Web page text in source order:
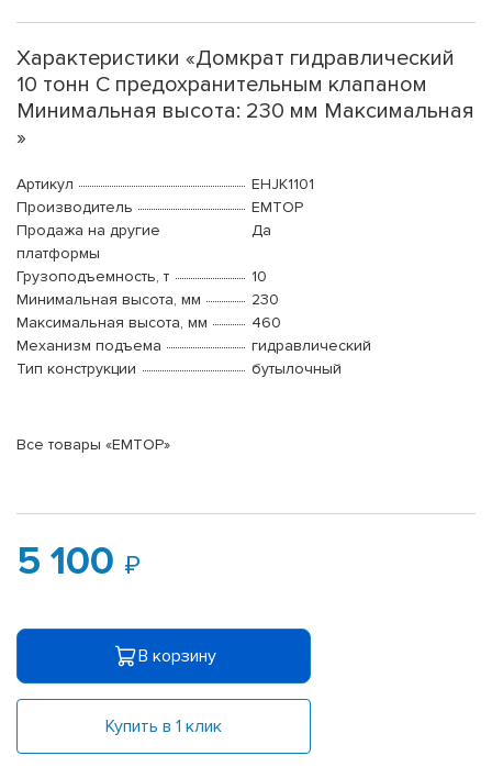
Характеристики «Домкрат гидравлический
10 тонн С предохранительным клапаном
Минимальная высота: 230 мм Максимальная
»
Артикул
EHJK1101
Производитель
EMTOP
Продажа на другие
платформы
Да
Грузоподъемность, т
10
Минимальная высота, мм
230
Максимальная высота, мм
460
Механизм подъема
гидравлический
Тип конструкции
бутылочный
Все товары «EMTOP»
5 100
В корзину
Купить в 1 клик